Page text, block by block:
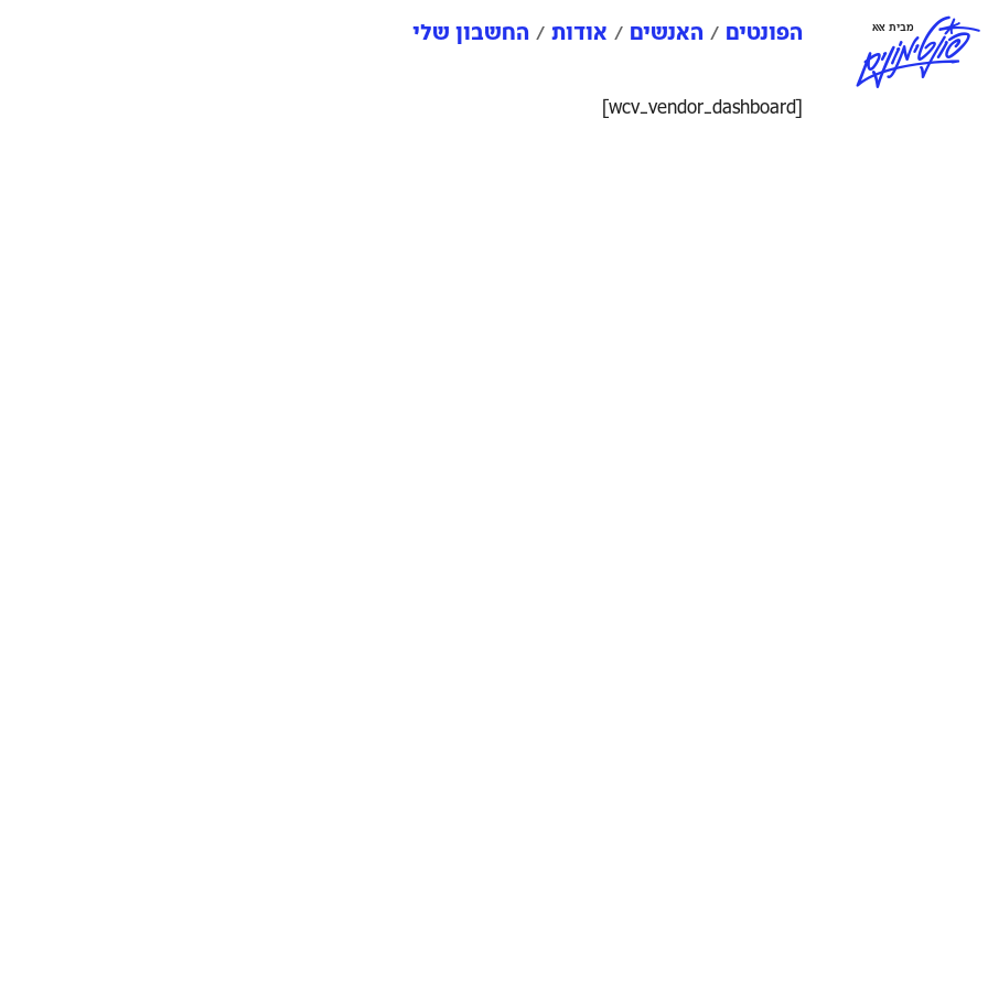
פונטימוניםמבית אאא הפונטים האנשים אודות החשבון שלי